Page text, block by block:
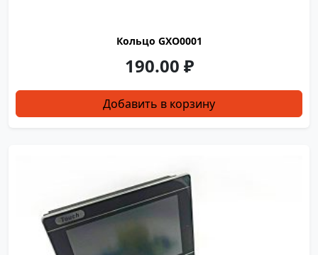
Кольцо GXO0001
190.00 ₽
Добавить в корзину